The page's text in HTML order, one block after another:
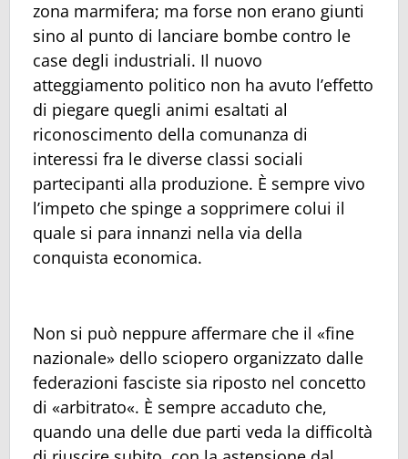
zona marmifera; ma forse non erano giunti
sino al punto di lanciare bombe contro le
case degli industriali. Il nuovo
atteggiamento politico non ha avuto l’effetto
di piegare quegli animi esaltati al
riconoscimento della comunanza di
interessi fra le diverse classi sociali
partecipanti alla produzione. È sempre vivo
l’impeto che spinge a sopprimere colui il
quale si para innanzi nella via della
conquista economica.
Non si può neppure affermare che il «fine
nazionale» dello sciopero organizzato dalle
federazioni fasciste sia riposto nel concetto
di «arbitrato«. È sempre accaduto che,
quando una delle due parti veda la difficoltà